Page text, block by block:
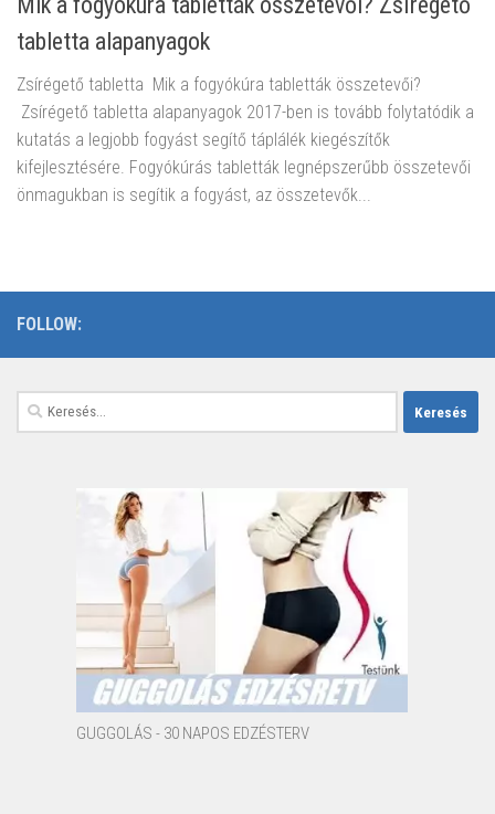
tabletta alapanyagok
Zsírégető tabletta Mik a fogyókúra tabletták összetevői?
Zsírégető tabletta alapanyagok 2017-ben is tovább folytatódik a
kutatás a legjobb fogyást segítő táplálék kiegészítők
kifejlesztésére. Fogyókúrás tabletták legnépszerűbb összetevői
önmagukban is segítik a fogyást, az összetevők...
FOLLOW:
Keresés:
GUGGOLÁS - 30 NAPOS EDZÉSTERV